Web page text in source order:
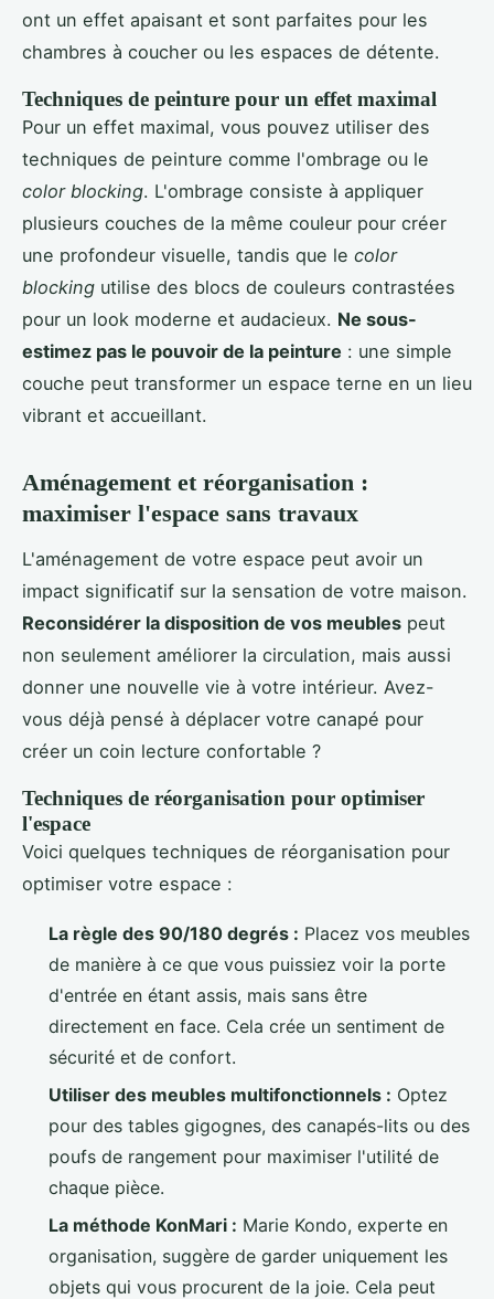
ont un effet apaisant et sont parfaites pour les
chambres à coucher ou les espaces de détente.
Techniques de peinture pour un effet maximal
Pour un effet maximal, vous pouvez utiliser des
techniques de peinture comme l'ombrage ou le
color blocking. L'ombrage consiste à appliquer
plusieurs couches de la même couleur pour créer
une profondeur visuelle, tandis que le color
blocking utilise des blocs de couleurs contrastées
pour un look moderne et audacieux. Ne sous-
estimez pas le pouvoir de la peinture : une simple
couche peut transformer un espace terne en un lieu
vibrant et accueillant.
Aménagement et réorganisation :
maximiser l'espace sans travaux
L'aménagement de votre espace peut avoir un
impact significatif sur la sensation de votre maison.
Reconsidérer la disposition de vos meubles peut
non seulement améliorer la circulation, mais aussi
donner une nouvelle vie à votre intérieur. Avez-
vous déjà pensé à déplacer votre canapé pour
créer un coin lecture confortable ?
Techniques de réorganisation pour optimiser
l'espace
Voici quelques techniques de réorganisation pour
optimiser votre espace :
La règle des 90/180 degrés : Placez vos meubles
de manière à ce que vous puissiez voir la porte
d'entrée en étant assis, mais sans être
directement en face. Cela crée un sentiment de
sécurité et de confort.
Utiliser des meubles multifonctionnels : Optez
pour des tables gigognes, des canapés-lits ou des
poufs de rangement pour maximiser l'utilité de
chaque pièce.
La méthode KonMari : Marie Kondo, experte en
organisation, suggère de garder uniquement les
objets qui vous procurent de la joie. Cela peut